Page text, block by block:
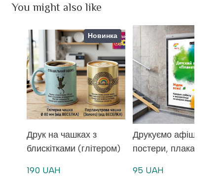
You might also like
Новинка
Друк на чашках з
блискітками (глітером)
190 UAH
Друкуємо афіші,
постери, плакати
95 UAH